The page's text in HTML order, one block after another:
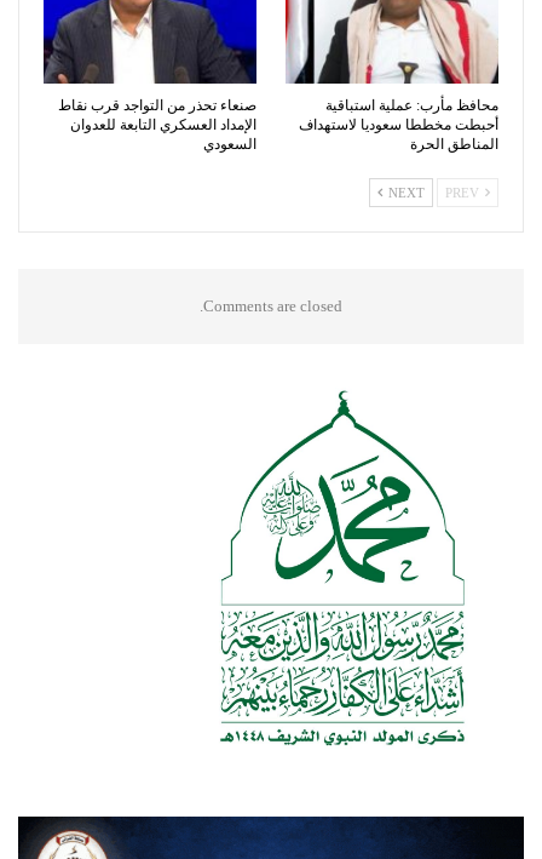
محافظ مأرب: عملية استباقية
أحبطت مخططا سعوديا لاستهداف
المناطق الحرة
صنعاء تحذر من التواجد قرب نقاط
الإمداد العسكري التابعة للعدوان
السعودي
NEXT
Comments are closed.